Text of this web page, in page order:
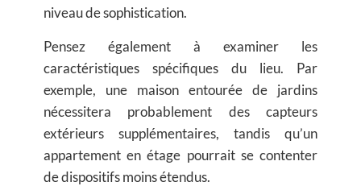
niveau de sophistication.
Pensez également à examiner les
caractéristiques spécifiques du lieu. Par
exemple, une maison entourée de jardins
nécessitera probablement des capteurs
extérieurs supplémentaires, tandis qu’un
appartement en étage pourrait se contenter
de dispositifs moins étendus.